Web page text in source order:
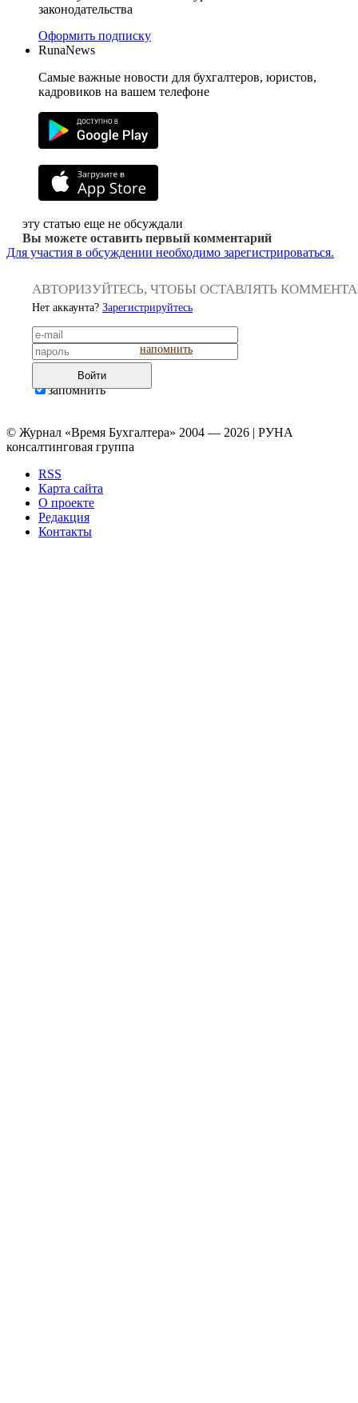
законодательства
Оформить подписку
RunaNews
Самые важные новости для бухгалтеров, юристов,
кадровиков на вашем телефоне
эту статью еще не обсуждали
Вы можете оставить первый комментарий
Для участия в обсуждении необходимо зарегистрироваться.
АВТОРИЗУЙТЕСЬ, ЧТОБЫ ОСТАВЛЯТЬ
Нет аккаунта? Зарегистрируйтесь
напомнить
Войти
запомнить
© Журнал «Время Бухгалтера» 2004 — 2026 | РУНА
консалтинговая группа
RSS
Карта сайта
О проекте
Редакция
Контакты